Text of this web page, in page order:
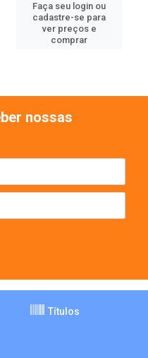
Faça seu login ou
cadastre-se para
ver preços e
comprar
nossas
Títulos